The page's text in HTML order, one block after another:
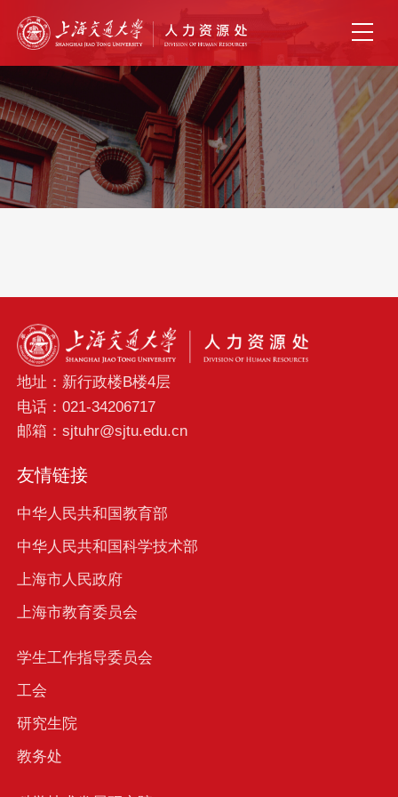
地址：新行政楼B楼4层
电话：021-34206717
邮箱：sjtuhr@sjtu.edu.cn
友情链接
中华人民共和国教育部
中华人民共和国科学技术部
上海市人民政府
上海市教育委员会
学生工作指导委员会
工会
研究生院
教务处